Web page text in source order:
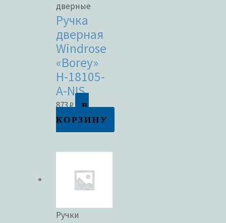
дверные
Ручка
дверная
Windrose
«Borey»
H-18105-
A-NIS
873₽
В
КОРЗИНУ
Ручки